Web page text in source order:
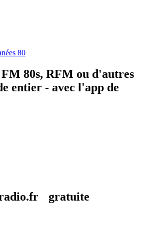
80
80s, RFM ou d'autres
entier - avec l'app de
radio.fr gratuite